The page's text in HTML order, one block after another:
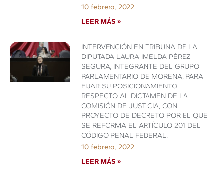
10 febrero, 2022
LEER MÁS »
INTERVENCIÓN EN TRIBUNA DE LA
DIPUTADA LAURA IMELDA PÉREZ
SEGURA, INTEGRANTE DEL GRUPO
PARLAMENTARIO DE MORENA, PARA
FIJAR SU POSICIONAMIENTO
RESPECTO AL DICTAMEN DE LA
COMISIÓN DE JUSTICIA, CON
PROYECTO DE DECRETO POR EL QUE
SE REFORMA EL ARTÍCULO 201 DEL
CÓDIGO PENAL FEDERAL.
10 febrero, 2022
LEER MÁS »